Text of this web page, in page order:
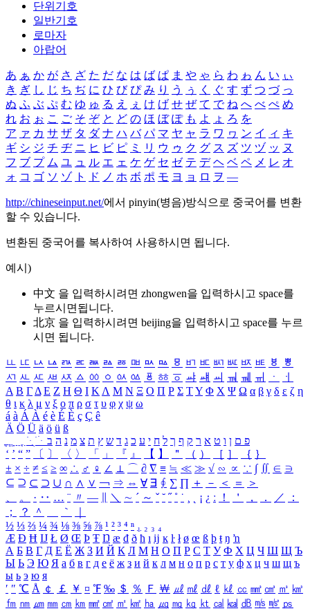
단위기호
일반기호
로마자
아랍어
あ ぁ か が さ ざ た だ な は ば ぱ ま や ゃ ら わ ゎ ん い ぃ
き ぎ し じ ち ぢ に ひ び ぴ み り う ぅ く ぐ す ず つ づ っ
ぬ ふ ぶ ぷ む ゆ ゅ る え ぇ け げ せ ぜ て で ね へ べ ぺ め
れ お ぉ こ ご そ ぞ と ど の ほ ぼ ぽ も よ ょ ろ を
ア ァ カ サ ザ タ ダ ナ ハ バ パ マ ヤ ャ ラ ワ ヮ ン イ ィ キ
ギ シ ジ チ ヂ ニ ヒ ビ ピ ミ リ ウ ゥ ク グ ス ズ ツ ヅ ッ ヌ
フ ブ プ ム ユ ュ ル エ ェ ケ ゲ セ ゼ テ デ ヘ ベ ペ メ レ オ
ォ コ ゴ ソ ゾ ト ド ノ ホ ボ ポ モ ヨ ョ ロ ヲ ―
http://chineseinput.net/에서 pinyin(병음)방식으로 중국어를 변환
할 수 있습니다.
변환된 중국어를 복사하여 사용하시면 됩니다.
예시)
中文 을 입력하시려면 zhongwen을 입력하시고 space를
누르시면됩니다.
北京 을 입력하시려면 beijing을 입력하시고 space를 누르
시면 됩니다.
ㅥ ㅦ ㅧ ㅨ ㅩ ㅪ ㅫ ㅬ ㅭ ㅮ ㅯ ㅰ ㅱ ㅲ ㅳ ㅴ ㅵ ㅶ ㅷ ㅸ
ㅹ
ㅺ ㅻ ㅼ ㅽ ㅾ ㅿ ㆀ ㆁ ㆂ ㆃ ㆄ ㆅ ㆆ ㆇ ㆈ ㆉ ㆊ ㆋ ㆌ ㆍ
ㆎ
Α Β ΓΔ Ε Ζ Η Θ Ι ΚΛ Μ Ν Ξ Ο Π Ρ Σ ΤΥ Φ Χ Ψ Ω α β γ δ ε ζ η
θ ι κ λ μ ν ξ ο π ρ σ τ υ φ χ ψ ω
á à Á À é è É È ç Ç ê
Ä Ö Ü ä ö ü ß
ִֶֹ ֻּ ׁׂ פ ם ן ו ט א ר ק ף ך ל ח י ע כ ג ד ש ץ ת צ מ נ ה ב
‘ ’ “ ” 〔 〕 〈 〉 「 」 『 』 【 】 ＂ （ ） ［ ］ ｛ ｝
± × ÷ ≠ ≤ ≥ ∞ ∴ ♂ ♀ ∠ ⊥ ⌒ ∂ ∇ ≡ ≒ ≪ ≫ √ ∽ ∝ ∵ ∫ ∬ ∈ ∋
⊆ ⊇ ⊂ ⊃ ∪ ∩ ∧ ∨ ￢ ⇒ ⇔ ∀ ∃ ∮ ∑ ∏ ＋ － ＜ ＝
＞
、
。 · ‥ … ¨ 〃 ― ＼ ∼ ´ ～ ˇ ˘ ˝ ˚ ˙ ¸ ¡ ¿ ː ！ ＇ ， ． ／
：
；
？ ＾ ｀
½ ⅓ ⅔ ¼ ¾ ⅛ ⅜ ⅝ ⅞ ¹ ² ³ ⁴ ⁿ ₁ ₂ ₃ ₄
Æ Ð Ħ Ĳ Ł Ø Œ Þ Ŧ Ŋ æ đ ð ħ ı ĳ ĸ ŀ ł ø œ ß þ ŧ ŋ ŉ
А Б В Г Д Е Ё Ж З И Й К Л М Н О П Р С Т У Ф Х Ц Ч Ш Щ Ъ
Ы Ь Э Ю Я а б в г д е ё ж з и й к л м н о п р с т у ф х ц ч ш щ ъ
ы ь э ю я
′ ″ ℃ Å ￠ ￡ ￥ ¤ ℉ ‰ ＄ ％ Ｆ ￦ ㎕ ㎖ ㎗ ℓ ㎘ ㏄ ㎣ ㎤ ㎥ ㎦
㎙ ㎚ ㎛ ㎜ ㎝ ㎞ ㎟ ㎠ ㎡ ㎢ ㏊ ㎍ ㎎ ㎏ ㏏ ㎈ ㎉ ㏈ ㎧ ㎨ ㎰